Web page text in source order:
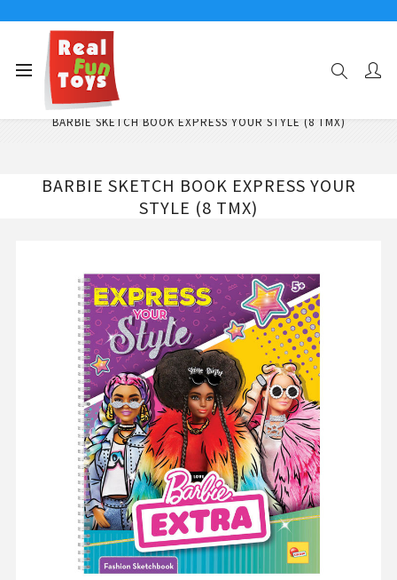
Αρχική σελίδα
Παιχνίδια Κατασκευών - Δημιουργίας
BARBIE SKETCH BOOK EXPRESS YOUR STYLE (8 ΤΜΧ)
BARBIE SKETCH BOOK EXPRESS YOUR
STYLE (8 ΤΜΧ)